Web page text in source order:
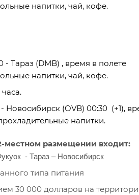
напитки, чай, кофе.
- Тараз (DMB) , время в полете
напитки, чай, кофе.
часа.
- Новосибирск (OVB) 00:30 (+1),
напитки.
местном размещении входит:
- Тараз – Новосибирск
типа питания
30 000 долларов на